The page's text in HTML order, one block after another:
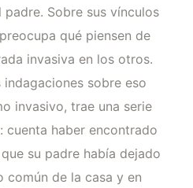
Sobre sus vínculos
qué piensen de
invasiva en los otros.
sobre eso
invasivo, trae una serie
cuenta haber encontrado
su padre había dejado
común de la casa y en